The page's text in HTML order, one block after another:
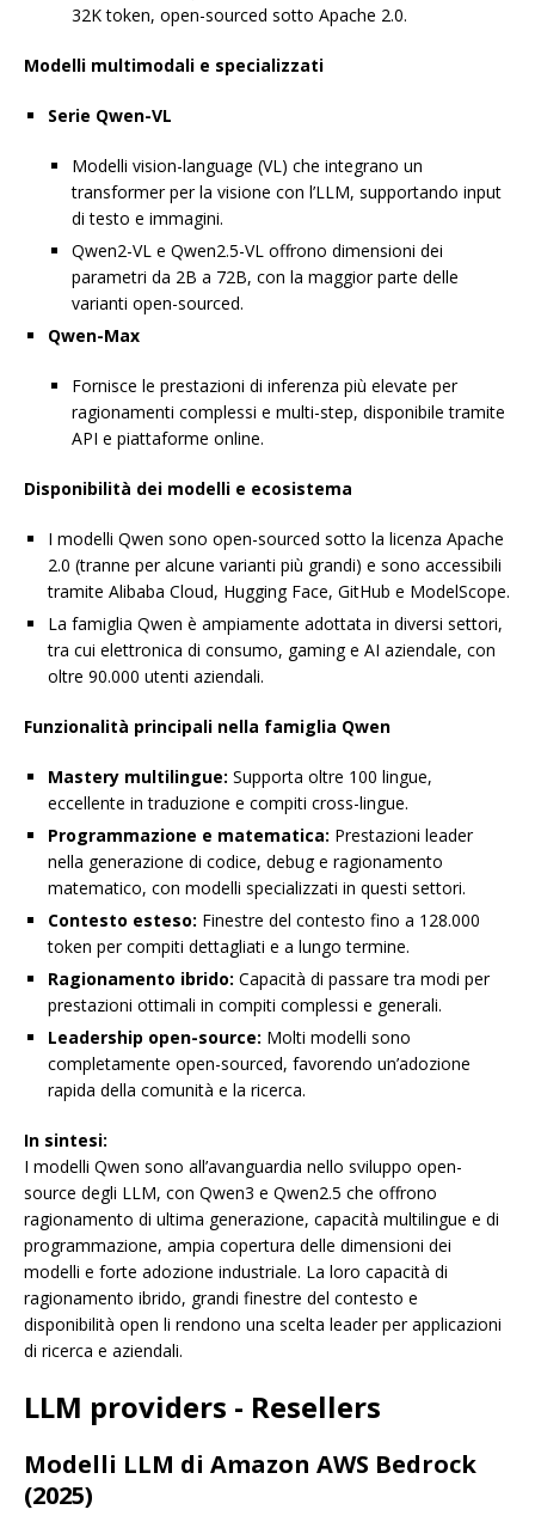
32K token, open-sourced sotto Apache 2.0.
Modelli multimodali e specializzati
Serie Qwen-VL
Modelli vision-language (VL) che integrano un
transformer per la visione con l’LLM, supportando input
di testo e immagini.
Qwen2-VL e Qwen2.5-VL offrono dimensioni dei
parametri da 2B a 72B, con la maggior parte delle
varianti open-sourced.
Qwen-Max
Fornisce le prestazioni di inferenza più elevate per
ragionamenti complessi e multi-step, disponibile tramite
API e piattaforme online.
Disponibilità dei modelli e ecosistema
I modelli Qwen sono open-sourced sotto la licenza Apache
2.0 (tranne per alcune varianti più grandi) e sono accessibili
tramite Alibaba Cloud, Hugging Face, GitHub e ModelScope.
La famiglia Qwen è ampiamente adottata in diversi settori,
tra cui elettronica di consumo, gaming e AI aziendale, con
oltre 90.000 utenti aziendali.
Funzionalità principali nella famiglia Qwen
Mastery multilingue: Supporta oltre 100 lingue,
eccellente in traduzione e compiti cross-lingue.
Programmazione e matematica: Prestazioni leader
nella generazione di codice, debug e ragionamento
matematico, con modelli specializzati in questi settori.
Contesto esteso: Finestre del contesto fino a 128.000
token per compiti dettagliati e a lungo termine.
Ragionamento ibrido: Capacità di passare tra modi per
prestazioni ottimali in compiti complessi e generali.
Leadership open-source: Molti modelli sono
completamente open-sourced, favorendo un’adozione
rapida della comunità e la ricerca.
In sintesi:
I modelli Qwen sono all’avanguardia nello sviluppo open-
source degli LLM, con Qwen3 e Qwen2.5 che offrono
ragionamento di ultima generazione, capacità multilingue e di
programmazione, ampia copertura delle dimensioni dei
modelli e forte adozione industriale. La loro capacità di
ragionamento ibrido, grandi finestre del contesto e
disponibilità open li rendono una scelta leader per applicazioni
di ricerca e aziendali.
LLM providers - Resellers
Modelli LLM di Amazon AWS Bedrock
(2025)